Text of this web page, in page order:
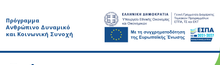
Πρόγραμμα
Ανθρώπινο Δυναμικό
και Κοινωνική Συνοχή